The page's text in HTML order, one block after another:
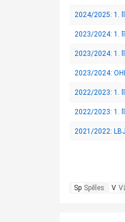
2024/2025: 1.
2023/2024: 1.
2023/2024: 1.
2023/2024:
2022/2023: 1.
2022/2023: 1.
2021/2022:
Sp Spēles V